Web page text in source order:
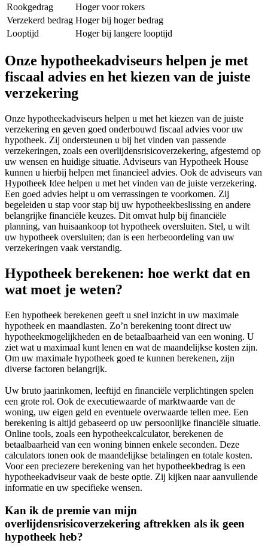
Rookgedrag
Hoger voor rokers
Verzekerd bedrag Hoger bij hoger bedrag
Looptijd
Hoger bij langere looptijd
Onze hypotheekadviseurs helpen je met
fiscaal advies en het kiezen van de juiste
verzekering
Onze hypotheekadviseurs helpen u met het kiezen van de juiste
verzekering en geven goed onderbouwd fiscaal advies voor uw
hypotheek. Zij ondersteunen u bij het vinden van passende
verzekeringen, zoals een overlijdensrisicoverzekering, afgestemd op
uw wensen en huidige situatie. Adviseurs van Hypotheek House
kunnen u hierbij helpen met financieel advies. Ook de adviseurs van
Hypotheek Idee helpen u met het vinden van de juiste verzekering.
Een goed advies helpt u om verrassingen te voorkomen. Zij
begeleiden u stap voor stap bij uw hypotheekbeslissing en andere
belangrijke financiële keuzes. Dit omvat hulp bij financiële
planning, van huisaankoop tot hypotheek oversluiten. Stel, u wilt
uw hypotheek oversluiten; dan is een herbeoordeling van uw
verzekeringen vaak verstandig.
Hypotheek berekenen: hoe werkt dat en
wat moet je weten?
Een hypotheek berekenen geeft u snel inzicht in uw maximale
hypotheek en maandlasten. Zo’n berekening toont direct uw
hypotheekmogelijkheden en de betaalbaarheid van een woning. U
ziet wat u maximaal kunt lenen en wat de maandelijkse kosten zijn.
Om uw maximale hypotheek goed te kunnen berekenen, zijn
diverse factoren belangrijk.
Uw bruto jaarinkomen, leeftijd en financiële verplichtingen spelen
een grote rol. Ook de executiewaarde of marktwaarde van de
woning, uw eigen geld en eventuele overwaarde tellen mee. Een
berekening is altijd gebaseerd op uw persoonlijke financiële situatie.
Online tools, zoals een hypotheekcalculator, berekenen de
betaalbaarheid van een woning binnen enkele seconden. Deze
calculators tonen ook de maandelijkse betalingen en totale kosten.
Voor een preciezere berekening van het hypotheekbedrag is een
hypotheekadviseur vaak de beste optie. Zij kijken naar aanvullende
informatie en uw specifieke wensen.
Kan ik de premie van mijn
overlijdensrisicoverzekering aftrekken als ik geen
hypotheek heb?